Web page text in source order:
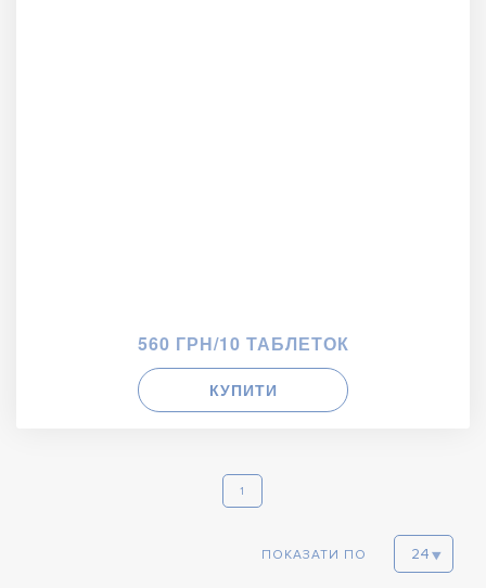
560 ГРН/10 ТАБЛЕТОК
КУПИТИ
1
ПОКАЗАТИ ПО